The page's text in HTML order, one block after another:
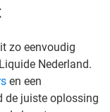
zo eenvoudig
Nederland.
en een
de juiste oplossing